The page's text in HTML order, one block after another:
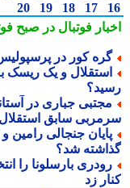
17
18
19
20
فوتبال در صبح
کور در پرسپولیس؛
و یک ریسک
جباری در آستانه
سابق استقلال
جنجالی رامین و
شد؟
بارسلونا را
زد